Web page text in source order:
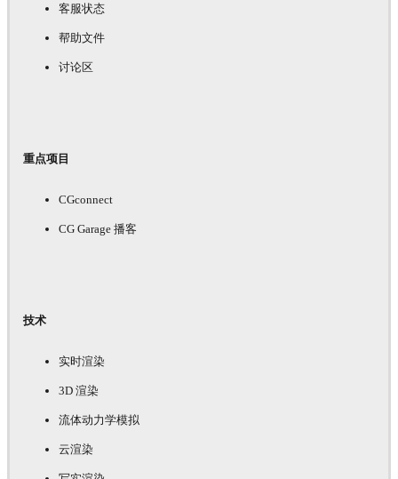
客服状态
帮助文件
讨论区
重点项目
CGconnect
CG Garage 播客
技术
实时渲染
3D 渲染
流体动力学模拟
云渲染